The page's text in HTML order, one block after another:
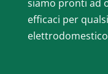
siamo pronti ad
efficaci per